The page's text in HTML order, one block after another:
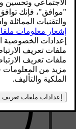
مستوى الشحن